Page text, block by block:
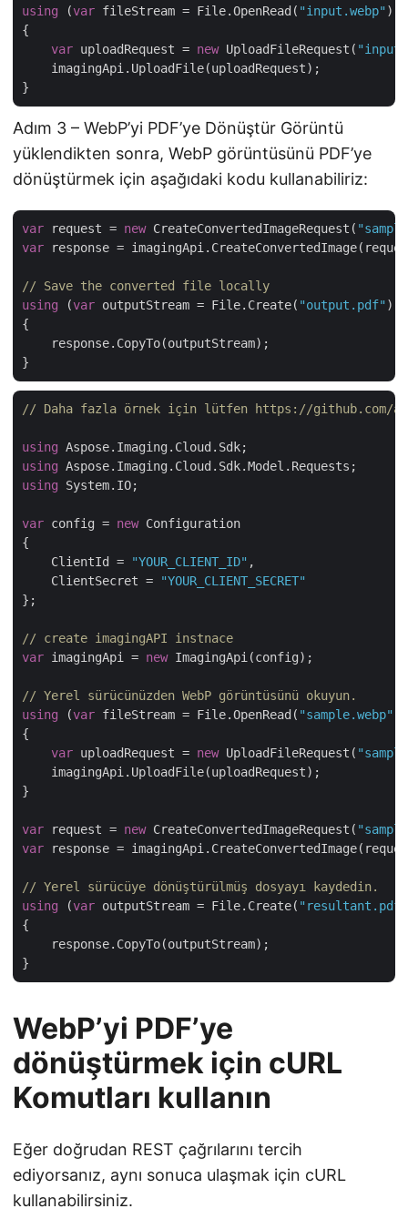
using (var fileStream = File.OpenRead( "input.webp" ))
{
var uploadRequest = new UploadFileRequest(
    imagingApi.UploadFile(uploadRequest);
Adım 3 – WebP’yi PDF’ye Dönüştür Görüntü
yüklendikten sonra, WebP görüntüsünü PDF’ye
dönüştürmek için aşağıdaki kodu kullanabiliriz:
var request = new CreateConvertedImageRequest(
var response =
// Save the converted file locally
using (var outputStream = File.Create( "output.pdf" ))
{
    response.CopyTo(outputStream);
// Daha fazla örnek için lütfen https://github.com/
using
using
using System.IO;
var config = new Configuration
{
    ClientId =
"YOUR_CLIENT_ID" ,
    ClientSecret =
"YOUR_CLIENT_SECRET"
};
// create imagingAPI instnace
var imagingApi = new ImagingApi(config);
// Yerel sürücünüzden WebP görüntüsünü okuyun.
using (var fileStream = File.OpenRead( "sample.webp"
{
var uploadRequest = new UploadFileRequest(
    imagingApi.UploadFile(uploadRequest);
}
var request = new CreateConvertedImageRequest(
var response =
// Yerel sürücüye dönüştürülmüş dosyayı kaydedin.
using (var outputStream = File.Create( "resultant.pdf"
{
    response.CopyTo(outputStream);
WebP’yi PDF’ye
dönüştürmek için cURL
Komutları kullanın
Eğer doğrudan REST çağrılarını tercih
ediyorsanız, aynı sonuca ulaşmak için cURL
kullanabilirsiniz.